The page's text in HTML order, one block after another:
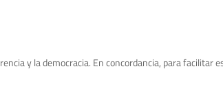
y la democracia. En concordancia, para